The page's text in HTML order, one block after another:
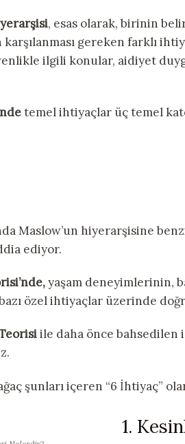
, esas olarak, birinin
karşılanması gereken farklı
ilgili konular, aidiyet
temel ihtiyaçlar üç temel
Maslow’un hiyerarşisine
ediyor.
yaşam deneyimlerinin,
özel ihtiyaçlar üzerinde
ile daha önce bahsedilen
şunları içeren “6 İhtiyaç”
1.